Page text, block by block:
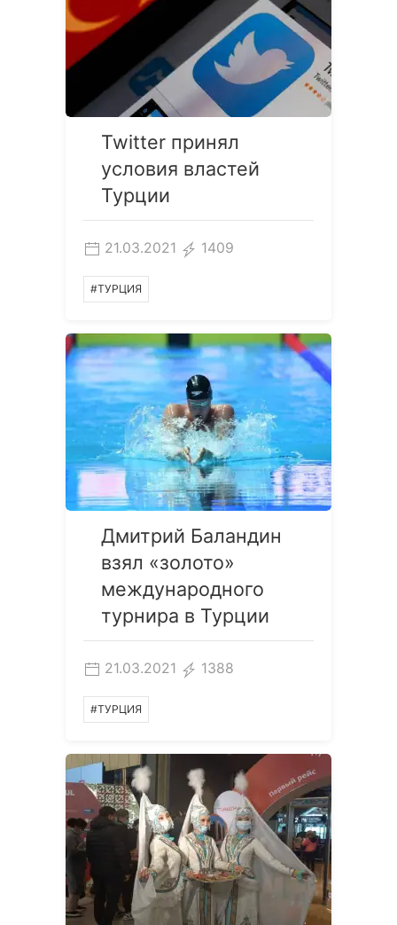
Twitter принял
условия властей
Турции
21.03.2021 1409
#ТУРЦИЯ
Дмитрий Баландин
взял «золото»
международного
турнира в Турции
21.03.2021 1388
#ТУРЦИЯ